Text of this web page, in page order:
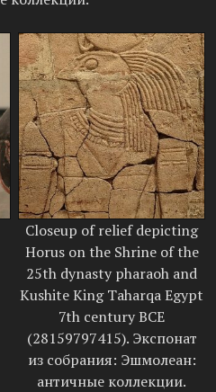
Closeup of relief depicting
Horus on the Shrine of the
25th dynasty pharaoh and
Kushite King Taharqa Egypt
7th century BCE
(28159797415). Экспонат
из собрания: Эшмолеан:
античные коллекции.